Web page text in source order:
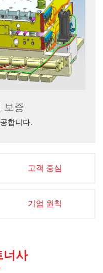
보증
합니다.
고객 중심
기업 원칙
너사